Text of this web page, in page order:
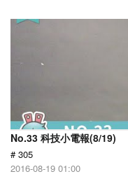
No.33 科技小電報(8/19)
# 305
2016-08-19 01:00